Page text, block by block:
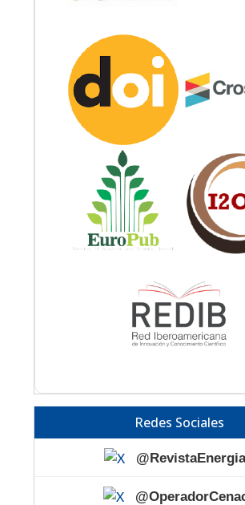
Redes Sociales